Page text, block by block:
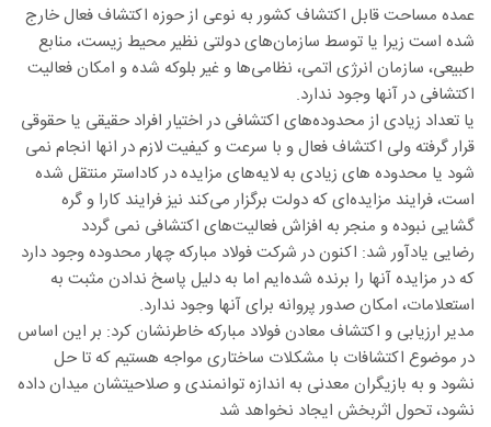
عمده مساحت قابل اکتشاف کشور به نوعی از حوزه اکتشاف فعال خارج
شده است زیرا یا توسط سازمان‌های دولتی نظیر محیط زیست، منابع
طبیعی، سازمان انرژی اتمی، نظامی‌ها و غیر بلوکه شده و امکان فعالیت
اکتشافی در آنها وجود ندارد.
یا تعداد زیادی از محدوده‌های اکتشافی در اختیار افراد حقیقی یا حقوقی
قرار گرفته ولی اکتشاف فعال و با سرعت و کیفیت لازم در انها انجام نمی
شود یا محدوده های زیادی به لایه‌های مزایده در کاداستر منتقل شده
است، فرایند مزایده‌ای که دولت برگزار می‌کند نیز فرایند کارا و گره
گشایی نبوده و منجر به افزاش فعالیت‌های اکتشافی نمی گردد
رضایی یادآور شد: اکنون در شرکت فولاد مبارکه چهار محدوده وجود دارد
که در مزایده آنها را برنده شده‌ایم اما به دلیل پاسخ ندادن مثبت به
استعلامات، امکان صدور پروانه برای آنها وجود ندارد.
مدیر ارزیابی و اکتشاف معادن فولاد مبارکه خاطرنشان کرد: بر این اساس
در موضوع اکتشافات با مشکلات ساختاری مواجه هستیم که تا حل
نشود و به بازیگران معدنی به اندازه توانمندی و صلاحیتشان میدان داده
نشود، تحول اثربخش ایجاد نخواهد شد